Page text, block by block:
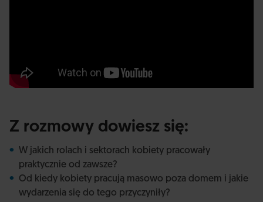
Z rozmowy dowiesz się:
W jakich rolach i sektorach kobiety pracowały
praktycznie od zawsze?
Od kiedy kobiety pracują masowo poza domem i jakie
wydarzenia się do tego przyczyniły?